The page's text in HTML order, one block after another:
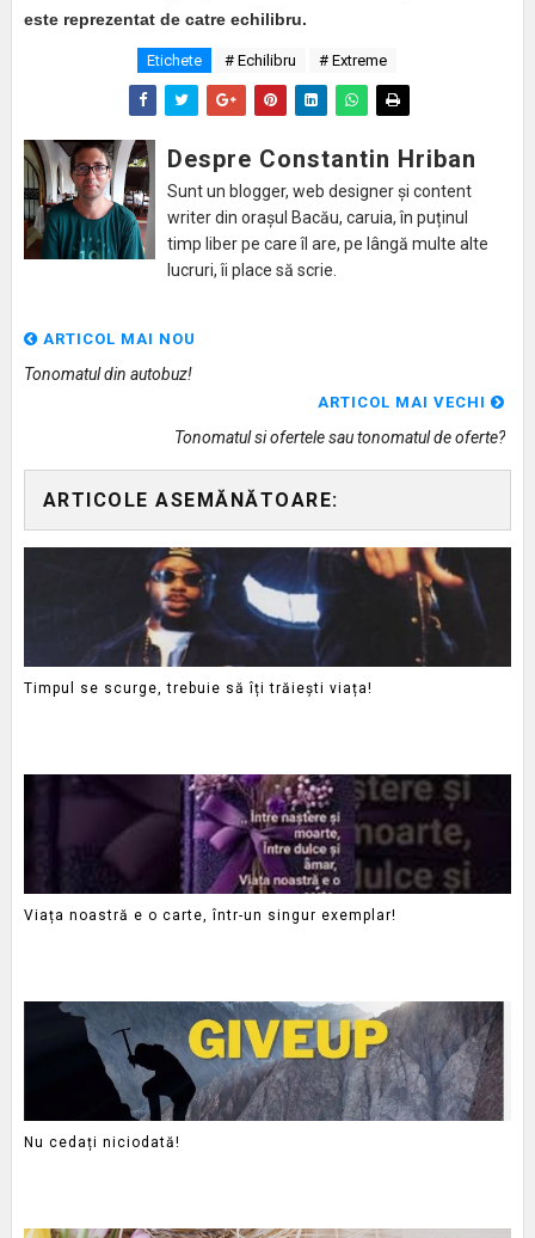
este reprezentat de catre echilibru.
Etichete # Echilibru # Extreme
Despre Constantin Hriban
Sunt un blogger, web designer și content
writer din orașul Bacău, caruia, în puținul
timp liber pe care îl are, pe lângă multe alte
lucruri, îi place să scrie.
ARTICOL MAI NOU
Tonomatul din autobuz!
ARTICOL MAI VECHI
Tonomatul si ofertele sau tonomatul de oferte?
ARTICOLE ASEMĂNĂTOARE:
Timpul se scurge, trebuie să îți trăiești viața!
Viața noastră e o carte, într-un singur exemplar!
Nu cedați niciodată!